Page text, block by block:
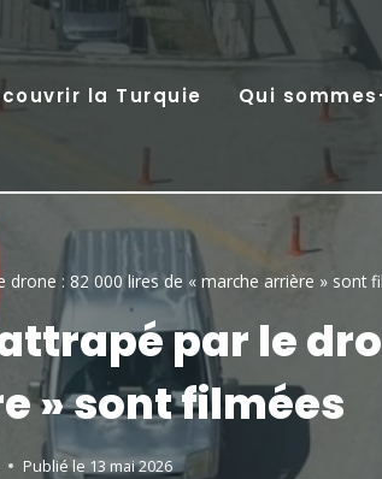
la Turquie Qui
: 82 000 lires de « marche arrière » sont
par le
» sont filmées
Publié le 13 mai 2026